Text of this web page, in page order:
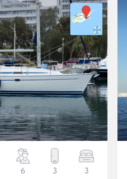
6 3 3